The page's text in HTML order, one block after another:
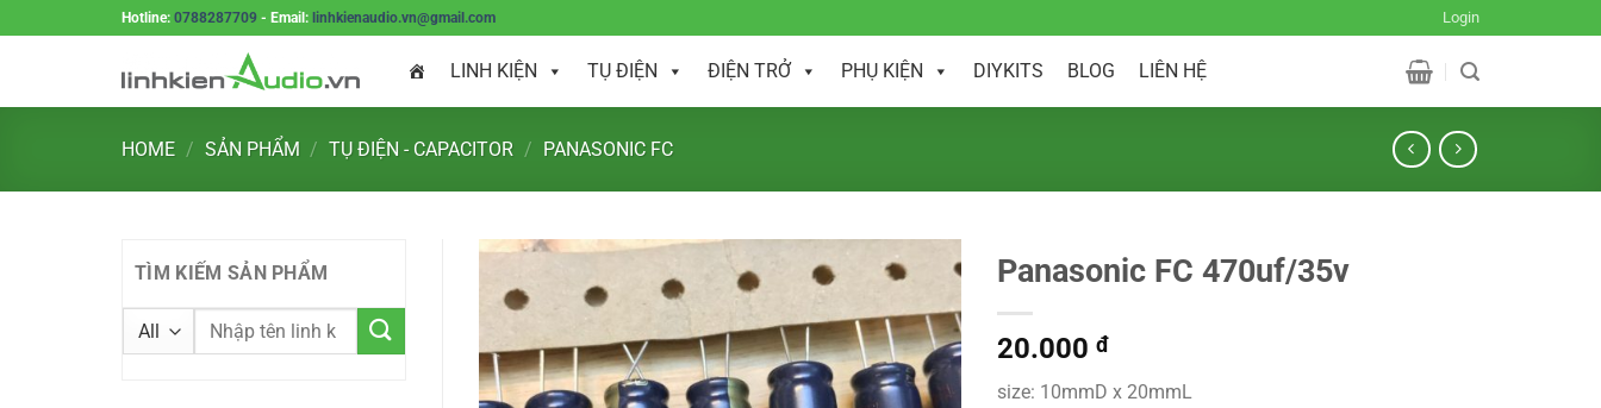
to
Hotline: 0788287709 - Email: linhkienaudio.vn@gmail.com Login
LINH KIỆN TỤ ĐIỆN ĐIỆN TRỞ PHỤ KIỆN DIYKITS BLOG LIÊN HỆ
HOME / SẢN PHẨM / TỤ ĐIỆN - CAPACITOR / PANASONIC FC
Panasonic FC 470uf/35v
20.000 đ
size: 10mmD x 20mmL
TÌM KIẾM SẢN PHẨM